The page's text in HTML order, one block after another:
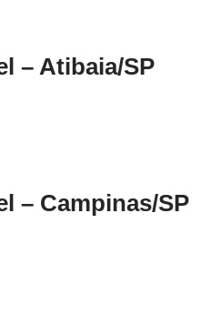
– Atibaia/SP
– Campinas/SP